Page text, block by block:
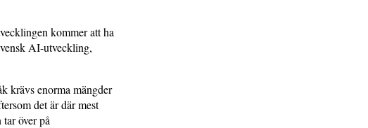
kommer att ha
AI-utveckling,
krävs enorma mängder
det är där mest
över på